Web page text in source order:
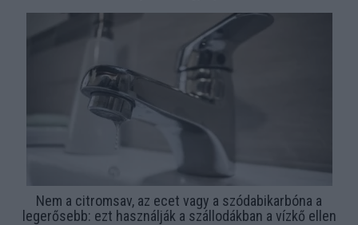
Nem a citromsav, az ecet vagy a szódabikarbóna a
legerősebb: ezt használják a szállodákban a vízkő ellen